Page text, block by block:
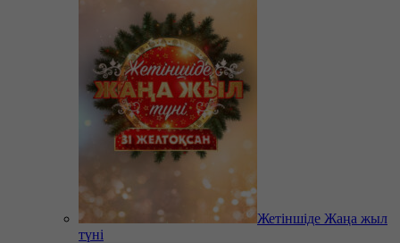
Жетіншіде Жаңа жыл
түні